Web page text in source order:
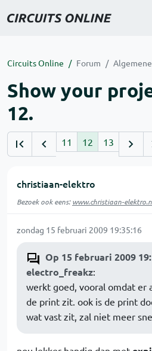
Circuits Online Forum
Show your
12.
11 12 13
christiaan-elektro
Bezoek ook eens:www.christiaan-
zondag 15 februari 2009 19:35:16
Op 15 februari 2009
electro_freakz:
werkt goed, vooral omdat er
de print zit. ook is de print
wat vast zit, zal niet meer